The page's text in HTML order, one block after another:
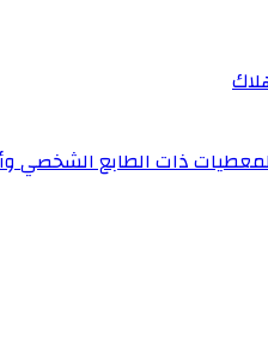
ذات الطابع الشخصي